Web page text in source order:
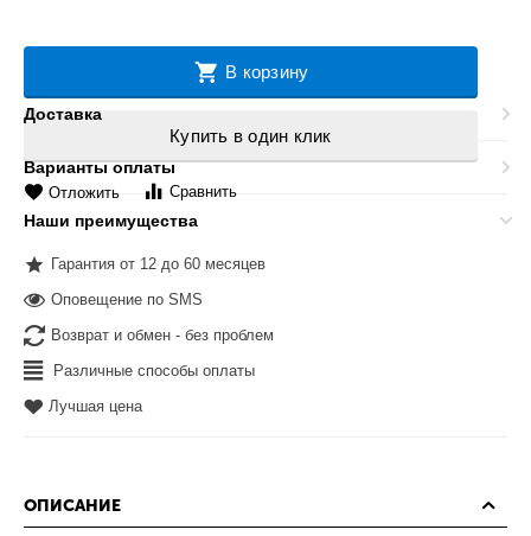
В корзину
Купить в один клик
Отложить Сравнить
Доставка
Варианты оплаты
Наши преимущества
Гарантия от 12 до 60 месяцев
Оповещение по SMS
Возврат и обмен - без проблем
Различные способы оплаты
Лучшая цена
ОПИСАНИЕ